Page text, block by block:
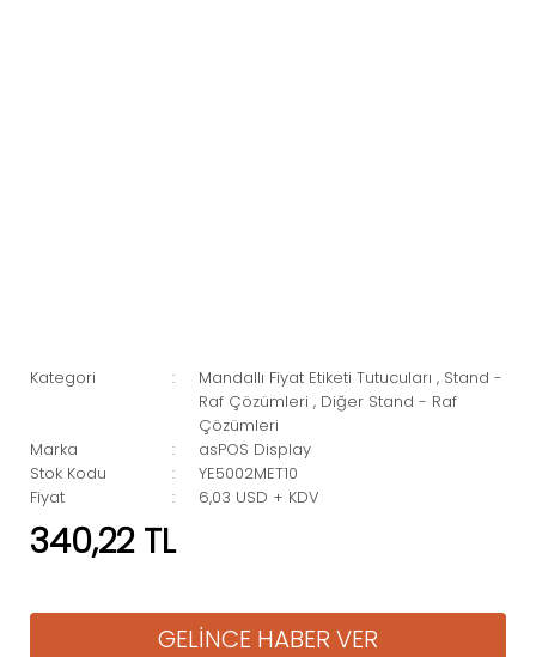
Kategori Mandallı Fiyat Etiketi Tutucuları , Stand -
Raf Çözümleri , Diğer Stand - Raf
Çözümleri
Marka
asPOS Display
Stok Kodu
YE5002MET10
Fiyat
6,03 USD + KDV
340,22 TL
GELİNCE HABER VER